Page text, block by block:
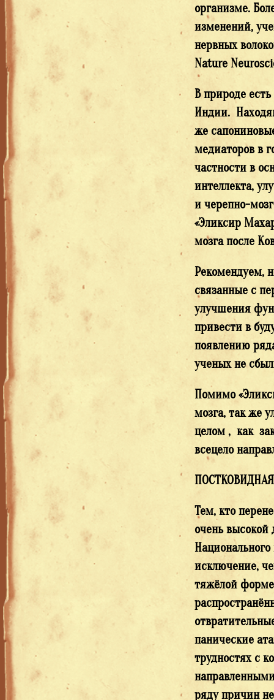
организме.
изменений,
нервных
Nature
В природе
Индии.
же
медиаторов в
частности в
интеллекта,
и черепно-
«Эликсир
мозга после
Рекомендуем,
связанные с
улучшения
привести в
появлению
ученых не
Помимо
мозга, так же
целом , как
всецело
Тем, кто
очень высокой
исключение,
тяжёлой
панические
трудностях с
ряду причин